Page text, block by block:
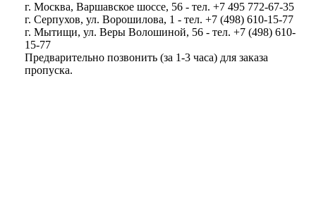
г. Москва, Варшавское шоссе, 56 - тел. +7 495 772-67-35
г. Серпухов, ул. Ворошилова, 1 - тел. +7 (498) 610-15-77
г. Мытищи, ул. Веры Волошиной, 56 - тел. +7 (498) 610-
15-77
Предварительно позвонить (за 1-3 часа) для заказа
пропуска.